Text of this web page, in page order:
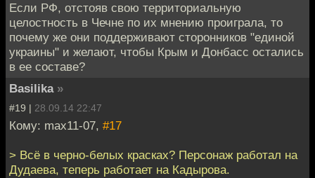
Если РФ, отстояв свою территориальную
целостность в Чечне по их мнению проиграла, то
почему же они поддерживают сторонников "единой
украины" и желают, чтобы Крым и Донбасс остались
в ее составе?
Basilika »
#19 | 28.09.14 22:47
Кому: max11-07, #17
> Всё в черно-белых красках? Персонаж работал на
Дудаева, теперь работает на Кадырова.